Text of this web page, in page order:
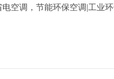
空调，节能环保空调|工业